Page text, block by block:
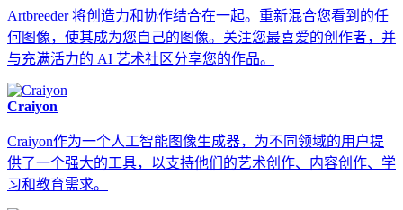
Artbreeder 将创造力和协作结合在一起。重新混合您看到的任
何图像，使其成为您自己的图像。关注您最喜爱的创作者，并
与充满活力的 AI 艺术社区分享您的作品。
Craiyon
Craiyon作为一个人工智能图像生成器，为不同领域的用户提
供了一个强大的工具，以支持他们的艺术创作、内容创作、学
习和教育需求。